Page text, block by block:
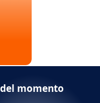
momento